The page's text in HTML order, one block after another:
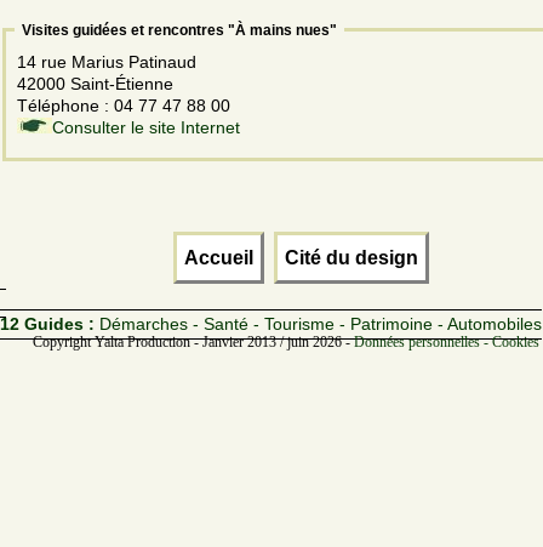
Visites guidées et rencontres "À mains nues"
14 rue Marius Patinaud
42000 Saint-Étienne
Téléphone : 04 77 47 88 00
Consulter le site Internet
Accueil Cité du design
12 Guides : Démarches - Santé - Tourisme - Patrimoine - Automobiles
Copyright Yalta Production - Janvier 2013 / juin 2026 -Données personnelles -